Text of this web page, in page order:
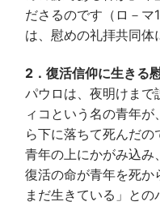
ださるのです（ロ－
は、慰めの礼拝共同体
2．復活信仰に生きる
パウロは、夜明けまで
ィコという名の青年
ら下に落ちて死んだ
青年の上にかがみ込み
復活の命が青年を死か
まだ生きている」と